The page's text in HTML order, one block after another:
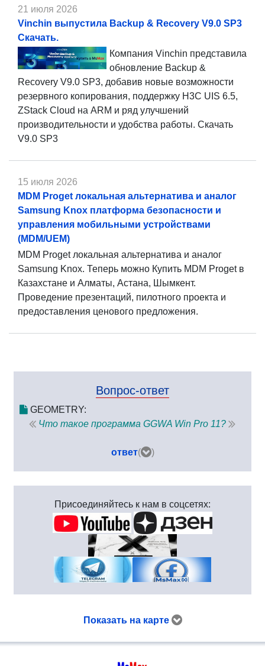
21 июля 2026
Vinchin выпустила Backup & Recovery V9.0 SP3
Скачать.
Компания Vinchin представила
обновление Backup &
Recovery V9.0 SP3, добавив новые возможности
резервного копирования, поддержку H3C UIS 6.5,
ZStack Cloud на ARM и ряд улучшений
производительности и удобства работы. Скачать
V9.0 SP3
15 июля 2026
MDM Proget локальная альтернатива и аналог
Samsung Knox платформа безопасности и
управления мобильными устройствами
(MDM/UEM)
MDM Proget локальная альтернатива и аналог
Samsung Knox. Теперь можно Купить MDM Proget в
Казахстане и Алматы, Астана, Шымкент.
Проведение презентаций, пилотного проекта и
предоставления ценового предложения.
Вопрос-ответ
GEOMETRY:
Что такое программа GGWA Win Pro 11?
ответ( )
Присоединяйтесь к нам в соцсетях:
Показать на карте